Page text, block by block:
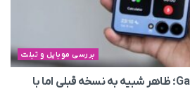
بررسی موبایل و تبلت
بررسی گوشی Galaxy Z Flip8؛ ظاهر شبیه به نسخه قبلی اما با